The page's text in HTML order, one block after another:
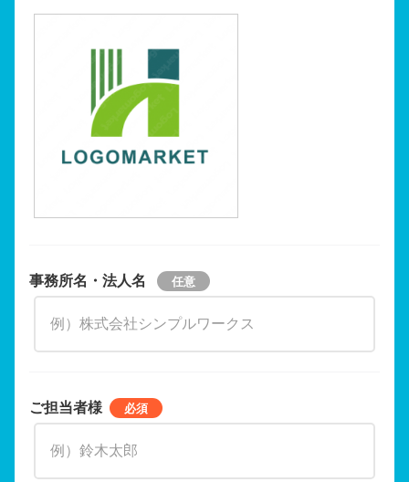
事務所名・法人名
ご担当者様